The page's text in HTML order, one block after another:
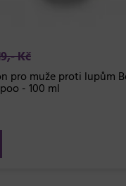
Kč
pro muže proti lupům
- 100 ml